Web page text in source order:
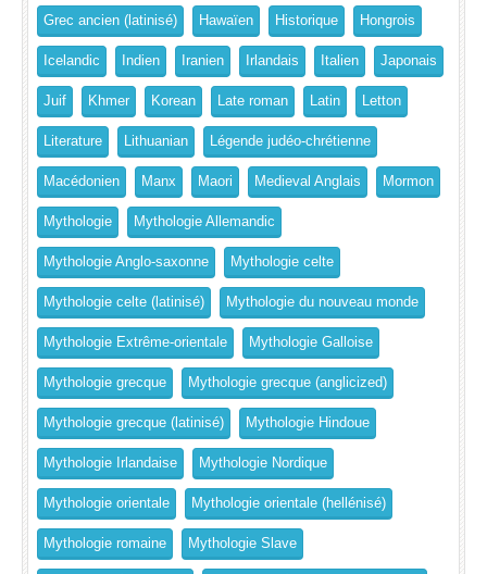
Grec ancien (latinisé) Hawaïen Historique Hongrois
Icelandic Indien Iranien Irlandais Italien Japonais
Juif Khmer Korean Late roman Latin Letton
Literature Lithuanian Légende judéo-chrétienne
Macédonien Manx Maori Medieval Anglais Mormon
Mythologie Mythologie Allemandic
Mythologie Anglo-saxonne Mythologie celte
Mythologie celte (latinisé) Mythologie du nouveau monde
Mythologie Extrême-orientale Mythologie Galloise
Mythologie grecque Mythologie grecque (anglicized)
Mythologie grecque (latinisé) Mythologie Hindoue
Mythologie Irlandaise Mythologie Nordique
Mythologie orientale Mythologie orientale (hellénisé)
Mythologie romaine Mythologie Slave